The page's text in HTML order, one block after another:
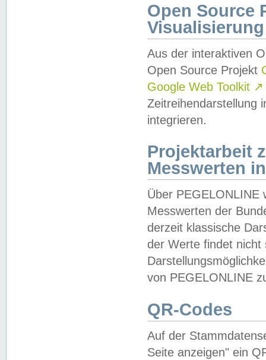
Open Source
Visualisierung
Aus der interaktiven
Open Source Projekt
Google Web Toolkit ↗
Zeitreihendarstellung
integrieren.
Projektarbeit
Messwerten
Über PEGELONLINE
Messwerten der
derzeit klassische
der Werte findet
von PEGELONLINE
QR-Codes
Auf der
Seite anzeigen" ein